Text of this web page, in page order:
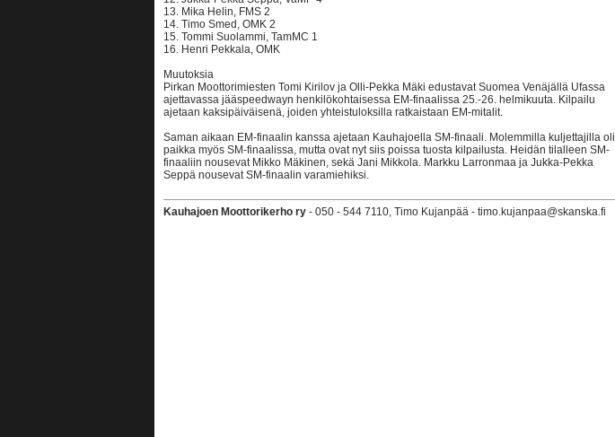
13. Mika Helin, FMS 2
14. Timo Smed, OMK 2
15. Tommi Suolammi, TamMC 1
16. Henri Pekkala, OMK
Muutoksia
Pirkan Moottorimiesten Tomi Kirilov ja Olli-Pekka Mäki edustavat Suomea Venäjällä Ufassa
ajettavassa jääspeedwayn henkilökohtaisessa EM-finaalissa 25.-26. helmikuuta. Kilpailu
ajetaan kaksipäiväisenä, joiden yhteistuloksilla ratkaistaan EM-mitalit.
Saman aikaan EM-finaalin kanssa ajetaan Kauhajoella SM-finaali. Molemmilla kuljettajilla oli
paikka myös SM-finaalissa, mutta ovat nyt siis poissa tuosta kilpailusta. Heidän tilalleen SM-
finaaliin nousevat Mikko Mäkinen, sekä Jani Mikkola. Markku Larronmaa ja Jukka-Pekka
Seppä nousevat SM-finaalin varamiehiksi.
Kauhajoen Moottorikerho ry - 050 - 544 7110, Timo Kujanpää - timo.kujanpaa@skanska.fi